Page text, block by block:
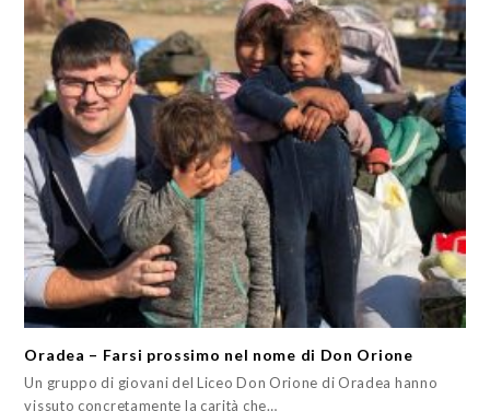
Oradea – Farsi prossimo nel nome di Don Orione
Un gruppo di giovani del Liceo Don Orione di Oradea hanno
vissuto concretamente la carità che…